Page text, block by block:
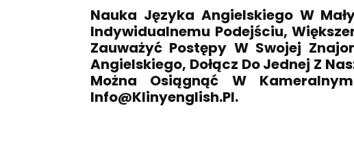
Nauka Języka Angielskiego W
Indywidualnemu Podejściu,
Zauważyć Postępy W Swojej
Angielskiego, Dołącz Do Jednej Z
Można Osiągnąć W
Info@klinyenglish.pl.